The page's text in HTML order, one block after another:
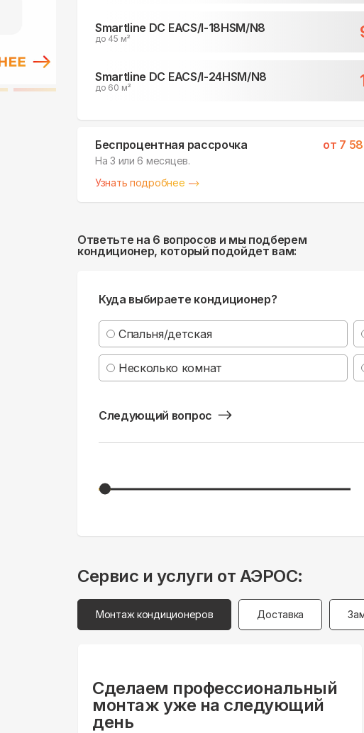
Smartline DC EACS/I-18HSM/N8
до 45 м²
Smartline DC EACS/I-24HSM/N8
до 60 м²
Беспроцентная рассрочка от 7
На 3 или 6 месяцев.
Узнать подробнее
Ответьте на 6 вопросов и мы подберем
кондиционер, который подойдет вам:
Куда выбираете кондиционер?
Спальня/детская
Несколько комнат
Следующий вопрос
Сервис и услуги от АЭРОС:
Монтаж кондиционеров Доставка
Сделаем профессиональный
монтаж уже на следующий
день